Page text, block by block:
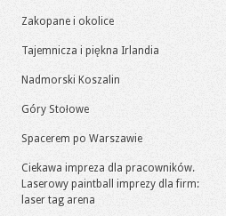
Zakopane i okolice
Tajemnicza i piękna Irlandia
Nadmorski Koszalin
Góry Stołowe
Spacerem po Warszawie
Ciekawa impreza dla pracowników.
Laserowy paintball imprezy dla firm:
laser tag arena